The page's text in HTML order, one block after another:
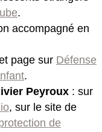
.
accompagné en
page sur Défense
.
Peyroux : sur
, sur le site de
de